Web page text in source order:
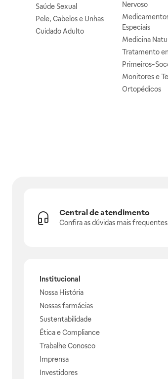
Saúde Sexual
Pele, Cabelos e Unhas
Cuidado Adulto
Nervoso
Especiais
Medicina
Tratamento
Primeiros-
Monitores e
Ortopédicos
Central de atendimento
Confira as dúvidas mais
Institucional
Nossa História
Nossas farmácias
Sustentabilidade
Ética e Compliance
Trabalhe Conosco
Imprensa
Investidores